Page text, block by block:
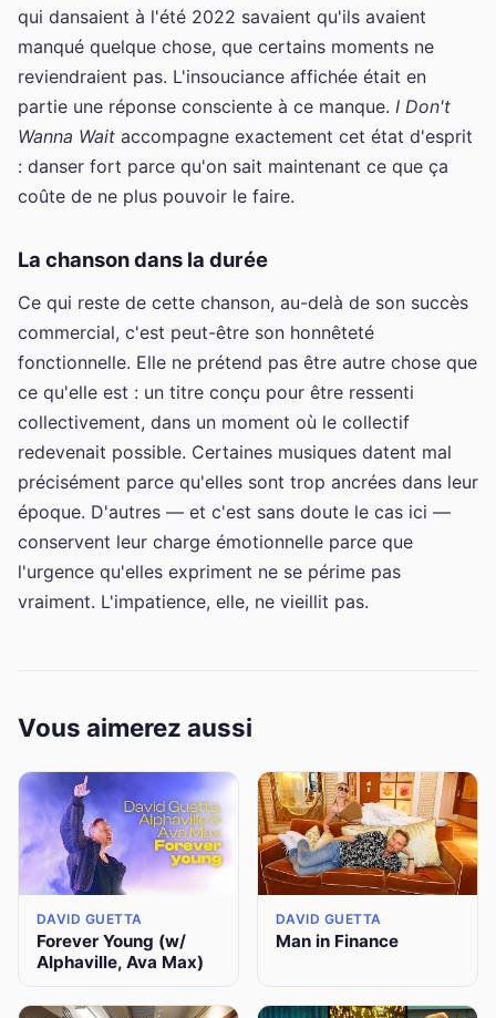
qui dansaient à l'été 2022 savaient qu'ils avaient
manqué quelque chose, que certains moments ne
reviendraient pas. L'insouciance affichée était en
partie une réponse consciente à ce manque. I Don't
Wanna Wait accompagne exactement cet état d'esprit
: danser fort parce qu'on sait maintenant ce que ça
coûte de ne plus pouvoir le faire.
La chanson dans la durée
Ce qui reste de cette chanson, au-delà de son succès
commercial, c'est peut-être son honnêteté
fonctionnelle. Elle ne prétend pas être autre chose que
ce qu'elle est : un titre conçu pour être ressenti
collectivement, dans un moment où le collectif
redevenait possible. Certaines musiques datent mal
précisément parce qu'elles sont trop ancrées dans leur
époque. D'autres — et c'est sans doute le cas ici —
conservent leur charge émotionnelle parce que
l'urgence qu'elles expriment ne se périme pas
vraiment. L'impatience, elle, ne vieillit pas.
Vous aimerez aussi
DAVID GUETTA
Forever Young (w/
Alphaville, Ava Max)
DAVID GUETTA
Man in Finance